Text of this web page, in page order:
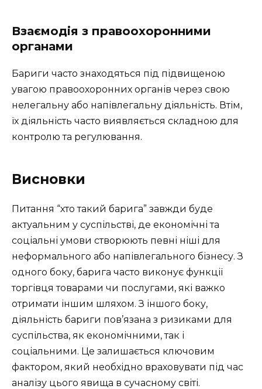
Взаємодія з правоохоронними
органами
Бариги часто знаходяться під підвищеною
увагою правоохоронних органів через свою
нелегальну або напівлегальну діяльність. Втім,
їх діяльність часто виявляється складною для
контролю та регулювання.
Висновки
Питання “хто такий барига” завжди буде
актуальним у суспільстві, де економічні та
соціальні умови створюють певні ніші для
неформального або напівлегального бізнесу. З
одного боку, барига часто виконує функції
торгівця товарами чи послугами, які важко
отримати іншим шляхом. З іншого боку,
діяльність бариги пов’язана з ризиками для
суспільства, як економічними, так і
соціальними. Це залишається ключовим
фактором, який необхідно враховувати під час
аналізу цього явища в сучасному світі.